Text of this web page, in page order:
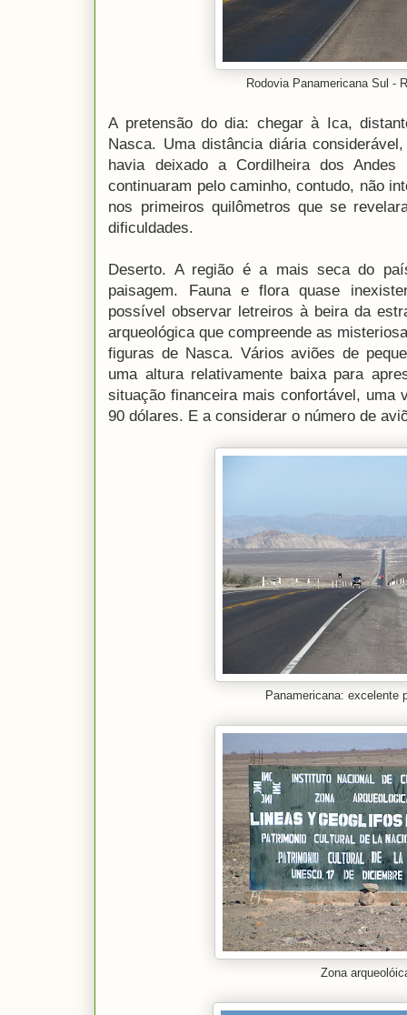
Rodovia Panamericana Sul -
A pretensão do dia: chegar à Ica,
Nasca. Uma distância diária
havia deixado a Cordilheira dos
continuaram pelo caminho, contudo, não
nos primeiros quilômetros que se
dificuldades.
Deserto. A região é a mais seca do
paisagem. Fauna e flora quase
possível observar letreiros à beira da
arqueológica que compreende as
figuras de Nasca. Vários aviões de
uma altura relativamente baixa para
situação financeira mais confortável, uma
90 dólares. E a considerar o número de
Panamericana: excelente
Zona